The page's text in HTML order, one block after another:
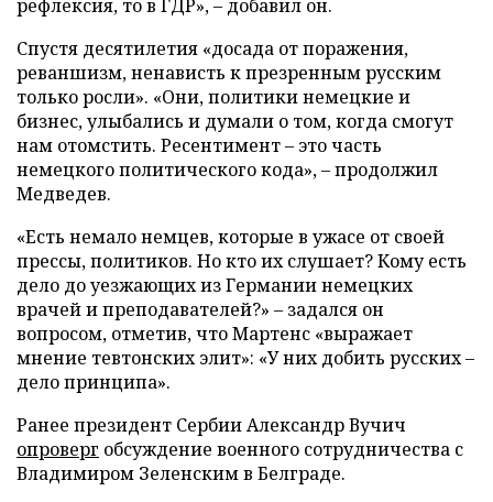
рефлексия, то в ГДР», – добавил он.
Спустя десятилетия «досада от поражения,
реваншизм, ненависть к презренным русским
только росли». «Они, политики немецкие и
бизнес, улыбались и думали о том, когда смогут
нам отомстить. Ресентимент – это часть
немецкого политического кода», – продолжил
Медведев.
«Есть немало немцев, которые в ужасе от своей
прессы, политиков. Но кто их слушает? Кому есть
дело до уезжающих из Германии немецких
врачей и преподавателей?» – задался он
вопросом, отметив, что Мартенс «выражает
мнение тевтонских элит»: «У них добить русских –
дело принципа».
Ранее президент Сербии Александр Вучич
опроверг обсуждение военного сотрудничества с
Владимиром Зеленским в Белграде.